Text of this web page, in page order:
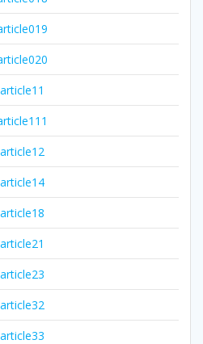
article11
article12
article14
article18
article21
article23
article32
article33